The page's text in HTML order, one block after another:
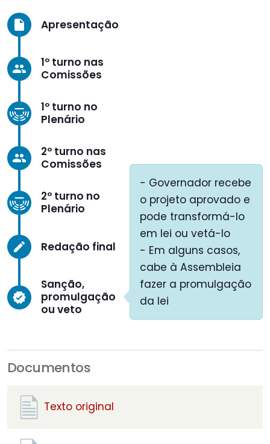
insert_drive_file Apresentação
group
1º turno nas
Comissões
1º turno no
Plenário
group
2º turno nas
Comissões
2º turno no
Plenário
create Redação final
verified
Sanção,
promulgação
ou veto
- Governador recebe
o projeto aprovado e
pode transformá-lo
em lei ou vetá-lo
- Em alguns casos,
cabe à Assembleia
fazer a promulgação
da lei
Documentos
Texto original